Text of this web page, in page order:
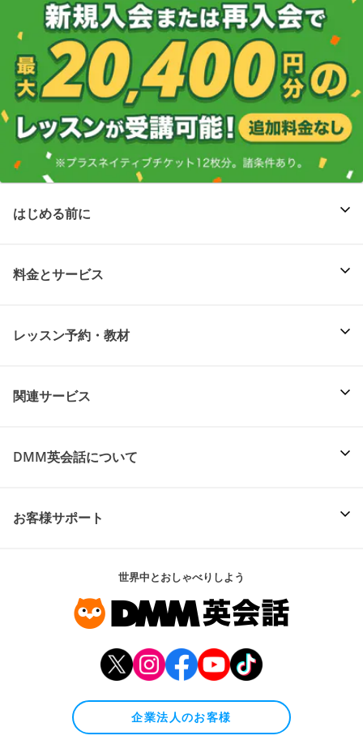
はじめる前に
料金とサービス
レッスン予約・教材
関連サービス
DMM英会話について
お客様サポート
世界中とおしゃべりしよう
企業法人のお客様